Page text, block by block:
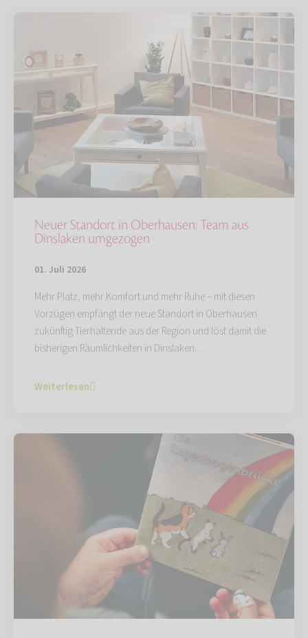
Neuer Standort in Oberhausen: Team aus
Dinslaken umgezogen
01. Juli 2026
Mehr Platz, mehr Komfort und mehr Ruhe – mit diesen
Vorzügen empfängt der neue Standort in Oberhausen
zukünftig Tierhaltende aus der Region und löst damit die
bisherigen Räumlichkeiten in Dinslaken…
Weiterlesen